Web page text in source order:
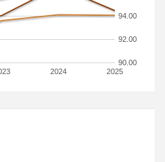
2024 2025
90.00
92.00
94.00